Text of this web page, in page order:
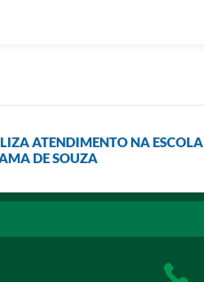
ATENDIMENTO NA ESCOLA
DE SOUZA